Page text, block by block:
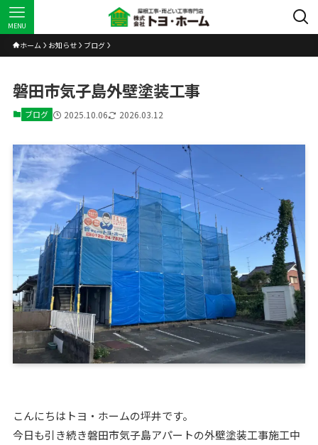
MENU
ホーム お知らせ ブログ
磐田市気子島外壁塗装工事
ブログ 2025.10.06 2026.03.12
こんにちはトヨ・ホームの坪井です。
今日も引き続き磐田市気子島アパートの外壁塗装工事施工中